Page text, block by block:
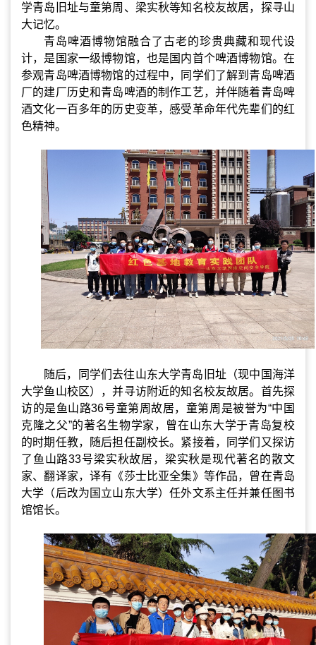
学青岛旧址与童第周、梁实秋等知名校友故居，探寻山
大记忆。
青岛啤酒博物馆融合了古老的珍贵典藏和现代设
计，是国家一级博物馆，也是国内首个啤酒博物馆。在
参观青岛啤酒博物馆的过程中，同学们了解到青岛啤酒
厂的建厂历史和青岛啤酒的制作工艺，并伴随着青岛啤
酒文化一百多年的历史变革，感受革命年代先辈们的红
色精神。
随后，同学们去往山东大学青岛旧址（现中国海洋
大学鱼山校区），并寻访附近的知名校友故居。首先探
访的是鱼山路36号童第周故居，童第周是被誉为“中国
克隆之父”的著名生物学家，曾在山东大学于青岛复校
的时期任教，随后担任副校长。紧接着，同学们又探访
了鱼山路33号梁实秋故居，梁实秋是现代著名的散文
家、翻译家，译有《莎士比亚全集》等作品，曾在青岛
大学（后改为国立山东大学）任外文系主任并兼任图书
馆馆长。